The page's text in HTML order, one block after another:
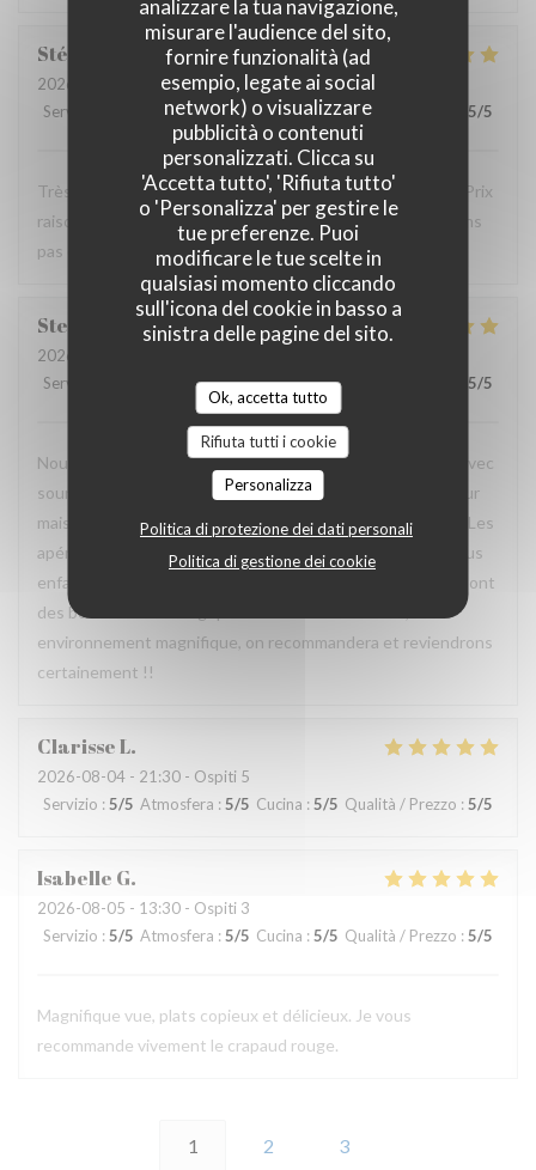
analizzare la tua navigazione,
misurare l'audience del sito,
fornire funzionalità (ad
esempio, legate ai social
network) o visualizzare
pubblicità o contenuti
personalizzati. Clicca su
'Accetta tutto', 'Rifiuta tutto'
o 'Personalizza' per gestire le
tue preferenze. Puoi
modificare le tue scelte in
qualsiasi momento cliccando
sull'icona del cookie in basso a
sinistra delle pagine del sito.
Ok, accetta tutto
Rifiuta tutti i cookie
Personalizza
Politica di protezione dei dati personali
Politica di gestione dei cookie
Stéphanie
2026-08-05
- 13:15 - Ospiti 3
Servizio
Atmosfera: 5/5 Cucina: 5/5 Qualità / Prezzo 5/5
Très bon moment. Service sympathique, carte attractive. Prix
raisonnables. On est venus pour les moules et nous n'avons
pas été déçus !
Steve
2026-08-02
Servizio
Atmosfera:5/5 Cucina:4/5 5/5
Nous sommes arrivés à 9 à 21h30, acceuillis directement avec
sourire et sympathie, installés en deux minutes à l'extérieur
mais couvert à l'abri du vent, un peu serrés mais passable. Les
apéros servis très vite avec planche à partager et les menus
enfants aussi. ensuite les moules un peu petites mais ce sont
des bouchots donc logique ! Prix très raisonnable,
environnement magnifique, on recommandera et reviendrons
certainement !!
ClarisseL
2026-08-04 - 21:30 - Ospiti 5
Servizio : 5/5 Atmosfera : 5/5 Cucina : 5/5 Qualità / Prezzo : 5/5
Isabelle G
2026-08-05 - 13:30 - Ospiti 3
Servizio : 5/5 Atmosfera : 5/5 Cucina : 5/5 Qualità / Prezzo : 5/5
Magnifique vue, plats copieux et délicieux. Je vous
recommande vivement le crapaud rouge.
1 2 3